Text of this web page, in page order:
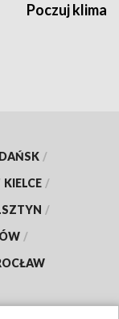
Poczuj klimat
/
KIELCE /
/
/